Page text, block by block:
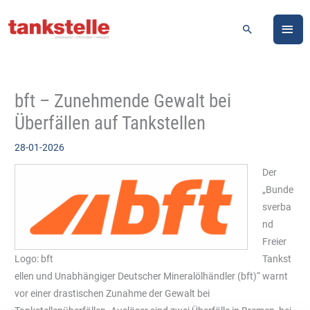
Inhalt
Suchen
bft – Zunehmende Gewalt bei
Überfällen auf Tankstellen
28-01-2026
Logo: bft
Der
„Bunde
sverba
nd
Freier
Tankst
ellen und Unabhängiger Deutscher Mineralölhändler (bft)“ warnt
vor einer drastischen Zunahme der Gewalt bei